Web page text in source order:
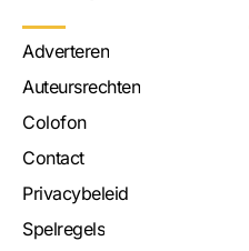
Adverteren
Auteursrechten
Colofon
Contact
Privacybeleid
Spelregels